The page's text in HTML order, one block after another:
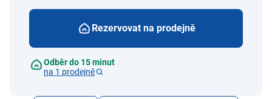
Rezervovat na prodejně
Odběr do 15 minut
na 1 prodejně